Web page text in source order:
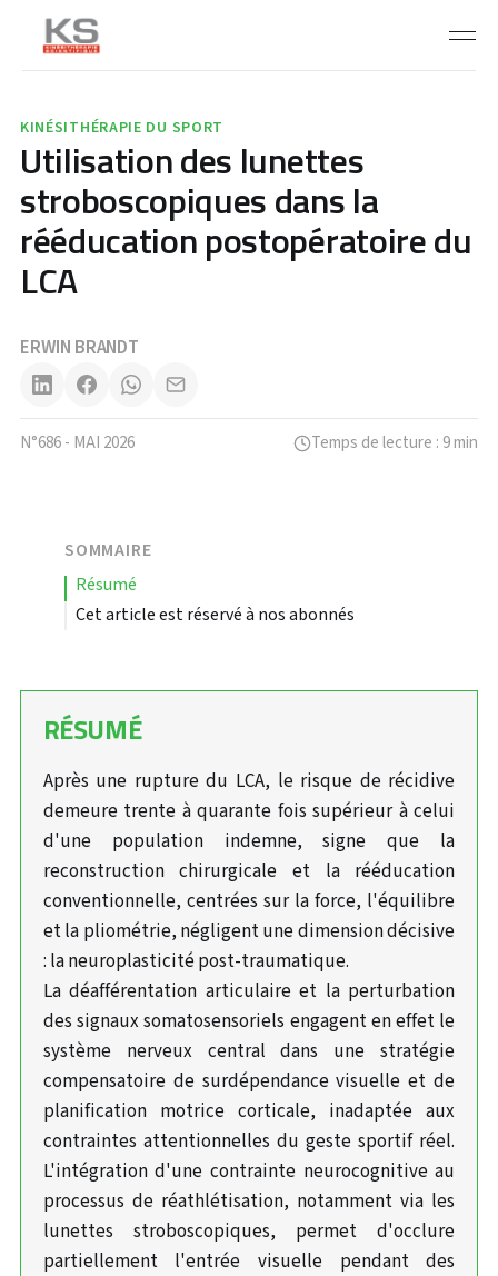
KINÉSITHÉRAPIE DU SPORT
Utilisation des lunettes
stroboscopiques dans la
rééducation postopératoire du
LCA
ERWIN BRANDT
N°686 - MAI 2026 Temps de lecture : 9 min
SOMMAIRE
résumé
Cet article est réservé à nos abonnés
RÉSUMÉ
Après une rupture du LCA, le risque de récidive
demeure trente à quarante fois supérieur à celui
d'une population indemne, signe que la
reconstruction chirurgicale et la rééducation
conventionnelle, centrées sur la force, l'équilibre
et la pliométrie, négligent une dimension décisive
: la neuroplasticité post-traumatique.
La déafférentation articulaire et la perturbation
des signaux somatosensoriels engagent en effet le
système nerveux central dans une stratégie
compensatoire de surdépendance visuelle et de
planification motrice corticale, inadaptée aux
contraintes attentionnelles du geste sportif réel.
L'intégration d'une contrainte neurocognitive au
processus de réathlétisation, notamment via les
lunettes stroboscopiques, permet d'occlure
partiellement l'entrée visuelle pendant des